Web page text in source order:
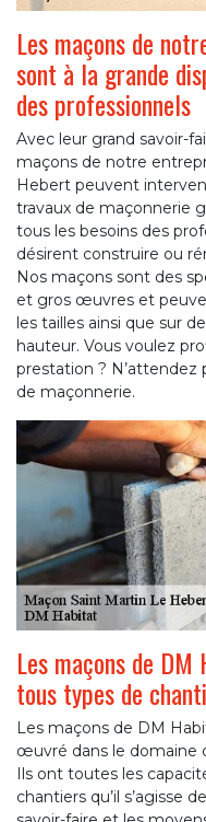
Les maçons de
sont à la grande
des professionnels
Avec leur grand savoir-
maçons de notre
Hebert peuvent
travaux de maçonnerie
tous les besoins des
désirent construire ou
Nos maçons sont des
et gros œuvres et
les tailles ainsi que sur
hauteur. Vous voulez
prestation ? N’attendez
de maçonnerie.
Les maçons de
tous types de
Les maçons de DM
œuvré dans le domaine
Ils ont toutes les
chantiers qu’il s’agisse